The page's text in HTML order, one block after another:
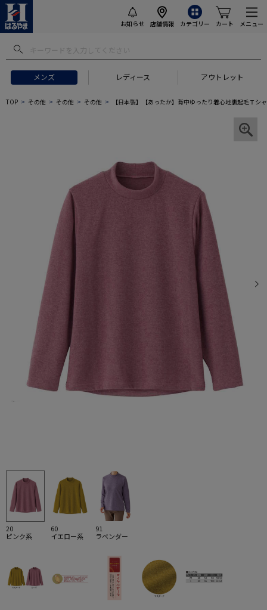
お知らせ 店舗情報 カテゴリー カート メニュー
メンズ レディース アウトレット
TOP その他 その他 その他 【日本製】【あったか】背中ゆったり着心地裏起毛Ｔ
20
ピンク系
60
イエロー系
91
ラベンダー